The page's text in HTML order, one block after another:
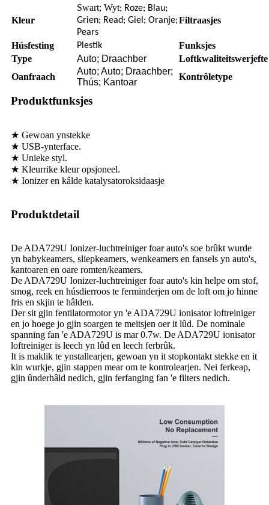
Kleur
Swart; Wyt; Roze; Blau;
Grien; Read; Giel; Oranje;
Pears
Filtraasjes
Húsfesting Plestik
Funksjes
Type
Auto; Draachber
Loftkwaliteitswerjefte
Oanfraach
Auto; Auto; Draachber;
Thús; Kantoar
Kontrôletype
Produktfunksjes
★ Gewoan ynstekke
★ USB-ynterface.
★ Unieke styl.
★ Kleurrike kleur opsjoneel.
★ Ionizer en kâlde katalysatoroksidaasje
Produktdetail
De ADA729U Ionizer-luchtreiniger foar auto's soe brûkt wurde
yn babykeamers, sliepkeamers, wenkeamers en fansels yn auto's,
kantoaren en oare romten/keamers.
De ADA729U Ionizer-luchtreiniger foar auto's kin helpe om stof,
smog, reek en húsdierroos te ferminderjen om de loft om jo hinne
fris en skjin te hâlden.
Der sit gjin fentilatormotor yn 'e ADA729U ionisator loftreiniger
en jo hoege jo gjin soargen te meitsjen oer it lûd. De nominale
spanning fan 'e ADA729U is mar 0.7w. De ADA729U ionisator
loftreiniger is leech yn lûd en leech ferbrûk.
It is maklik te ynstallearjen, gewoan yn it stopkontakt stekke en it
kin wurkje, gjin stappen mear om te kontrolearjen. Nei ferkeap,
gjin ûnderhâld nedich, gjin ferfanging fan 'e filters nedich.